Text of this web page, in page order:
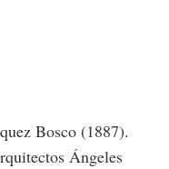
Bosco (1887).
Ángeles